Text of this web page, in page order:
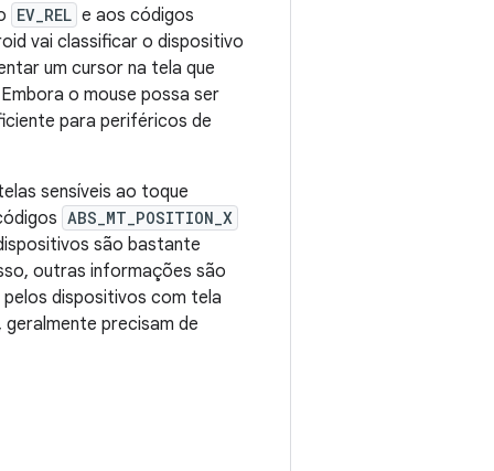
EV_REL e aos códigos
vai classificar o dispositivo
um cursor na tela que
o mouse possa ser
para periféricos de
sensíveis ao toque
ABS_MT_POSITION_X
são bastante
outras informações são
dispositivos com tela
precisam de